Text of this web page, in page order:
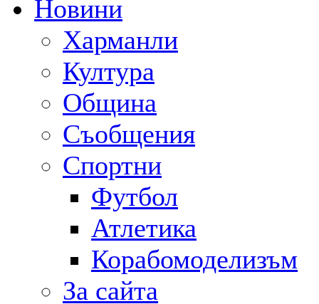
Новини
Харманли
Култура
Община
Съобщения
Спортни
Футбол
Атлетика
Корабомоделизъм
За сайта